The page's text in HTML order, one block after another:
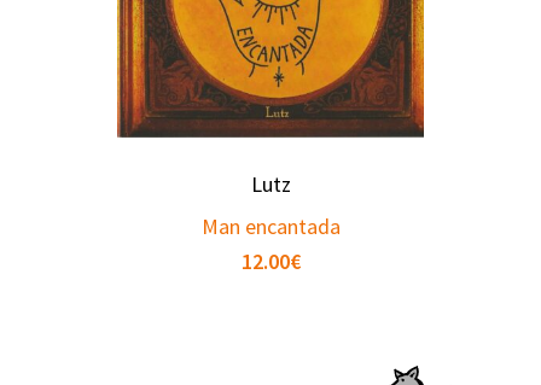
Lutz
Man encantada
12.00€